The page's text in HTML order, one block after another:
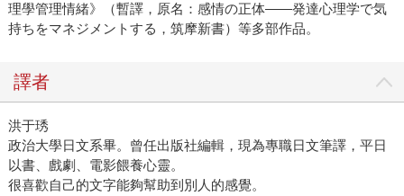
理學管理情緒》（暫譯，原名：感情の正体——発達心理学で気
持ちをマネジメントする，筑摩新書）等多部作品。
譯者
洪于琇
政治大學日文系畢。曾任出版社編輯，現為專職日文筆譯，平日
以書、戲劇、電影餵養心靈。
很喜歡自己的文字能夠幫助到別人的感覺。